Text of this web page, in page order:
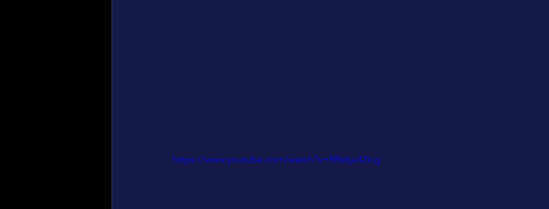
https://www.youtube.com/watch?v=RRs6ju42Icg